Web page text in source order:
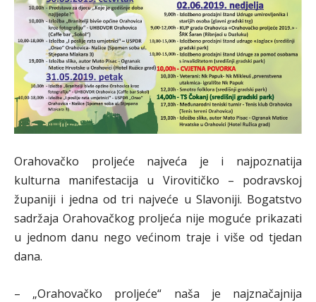
Orahovačko proljeće najveća je i najpoznatija
kulturna manifestacija u Virovitičko – podravskoj
županiji i jedna od tri najveće u Slavoniji. Bogatstvo
sadržaja Orahovačkog proljeća nije moguće prikazati
u jednom danu nego većinom traje i više od tjedan
dana.
– „Orahovačko proljeće“ naša je najznačajnija